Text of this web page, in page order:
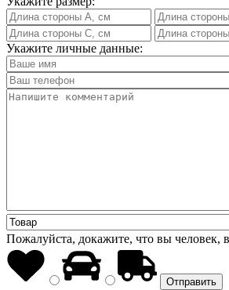
Укажите личные данные:
Пожалуйста, докажите, что вы человек,